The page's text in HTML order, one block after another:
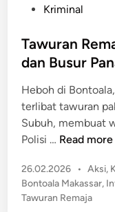
t
e
i
n
Kriminal
Tawuran
dan Busur
Heboh di
terlibat tawuran
Subuh, membuat
Polisi … T
w
u
r
Read more
26.02.2026 • P
o
s
Aksi,
Bontoala Makassar,
Tawuran Remaja